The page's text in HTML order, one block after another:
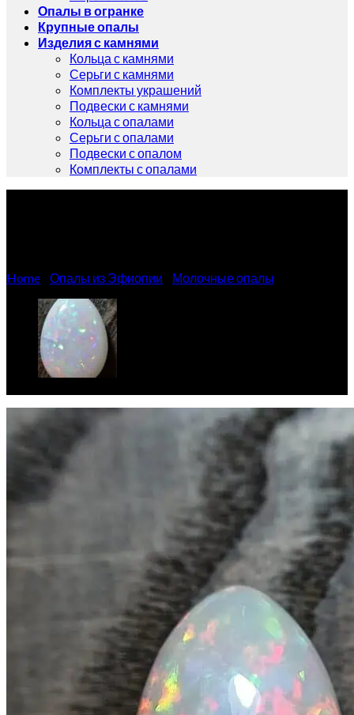
Опалы в огранке
Крупные опалы
Изделия с камнями
Кольца с камнями
Серьги с камнями
Комплекты украшений
Подвески с камнями
Кольца с опалами
Серьги с опалами
Подвески с опалом
Комплекты с опалами
Home Опалы из Эфиопии Молочные опалы